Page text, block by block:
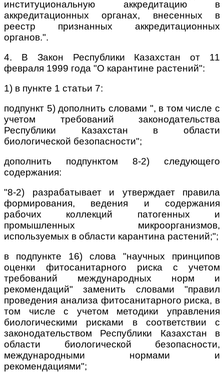
институциональную аккредитацию в
аккредитационных органах, внесенных в
реестр признанных аккредитационных
органов.".
4. В Закон Республики Казахстан от 11
февраля 1999 года "О карантине растений":
1) в пункте 1 статьи 7:
подпункт 5) дополнить словами ", в том числе с
учетом требований законодательства
Республики Казахстан в области
биологической безопасности";
дополнить подпунктом 8-2) следующего
содержания:
"8-2) разрабатывает и утверждает правила
формирования, ведения и содержания
рабочих коллекций патогенных и
промышленных микроорганизмов,
используемых в области карантина растений;";
в подпункте 16) слова "научных принципов
оценки фитосанитарного риска с учетом
требований международных норм и
рекомендаций" заменить словами "правил
проведения анализа фитосанитарного риска, в
том числе с учетом методики управления
биологическими рисками в соответствии с
законодательством Республики Казахстан в
области биологической безопасности,
международными нормами и
рекомендациями";